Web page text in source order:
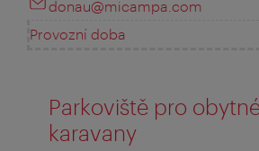
donau@micampa.com
Provozní doba
Parkoviště pro
karavany